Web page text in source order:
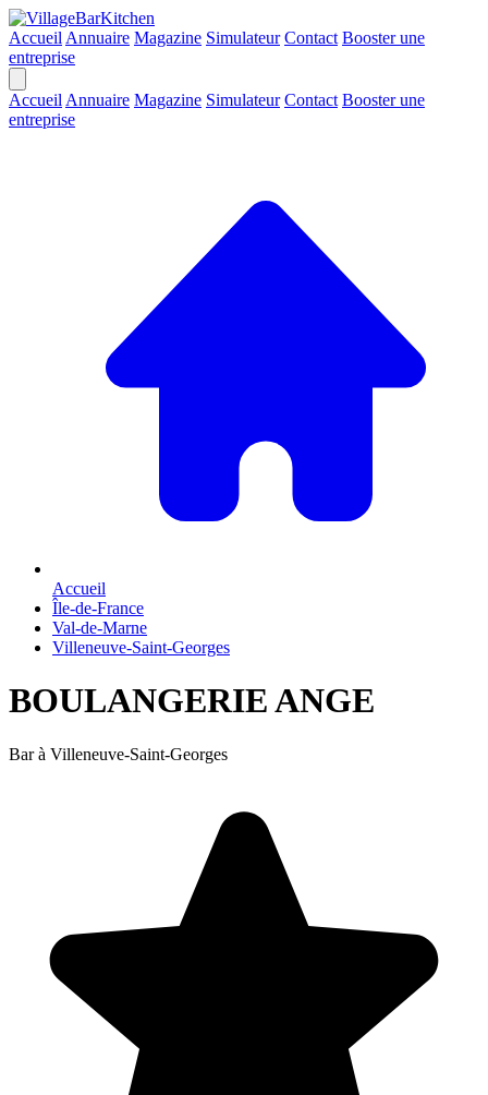
Accueil Annuaire Magazine Simulateur Contact Booster une
entreprise
Accueil Annuaire Magazine Simulateur Contact Booster une
entreprise
Accueil
Île-de-France
Val-de-Marne
Villeneuve-Saint-Georges
BOULANGERIE ANGE
Bar à Villeneuve-Saint-Georges